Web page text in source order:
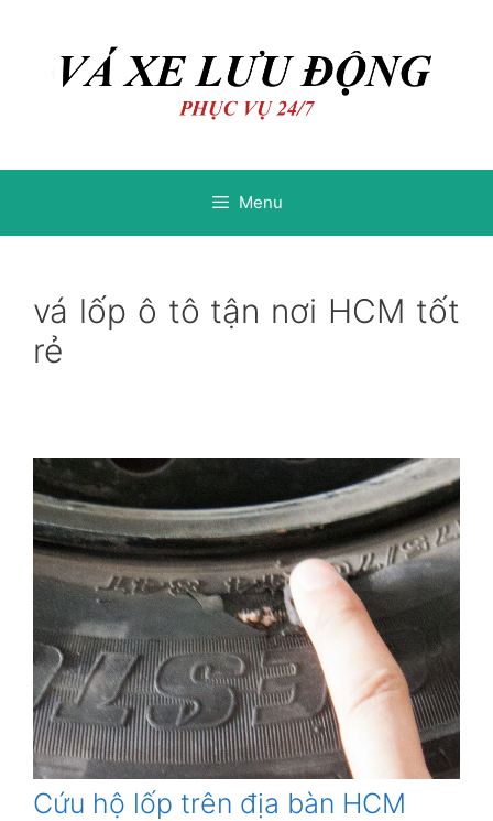
Menu
vá lốp ô tô tận nơi HCM tốt
rẻ
Cứu hộ lốp trên địa bàn HCM